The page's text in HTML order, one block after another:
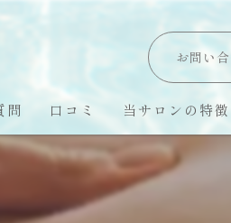
お問い
問 口コミ 当サロンの特徴
Hawaii LomiLomi